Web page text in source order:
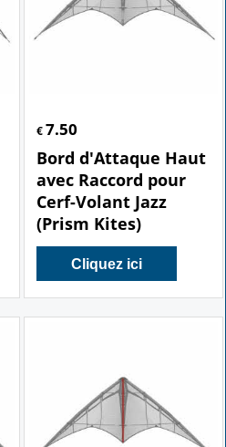
€7.50
Bord d'Attaque Haut
avec Raccord pour
Cerf-Volant Jazz
(Prism Kites)
Cliquez ici